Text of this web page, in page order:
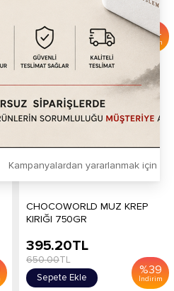
%34
İndirim
600.00
Sepete Ekle
CHOCOWORLD MUZ KREP
KIRIĞI 750GR
%39
İndirim
395.20TL
650.00TL
Sepete Ekle
Kampanyalardan yararlanmak için